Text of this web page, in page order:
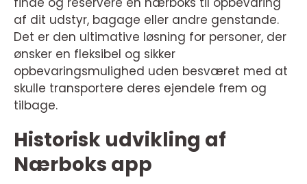
af dit udstyr, bagage eller andre genstande.
Det er den ultimative løsning for personer, der
ønsker en fleksibel og sikker
opbevaringsmulighed uden besværet med at
skulle transportere deres ejendele frem og
tilbage.
Historisk udvikling af
Nærboks app